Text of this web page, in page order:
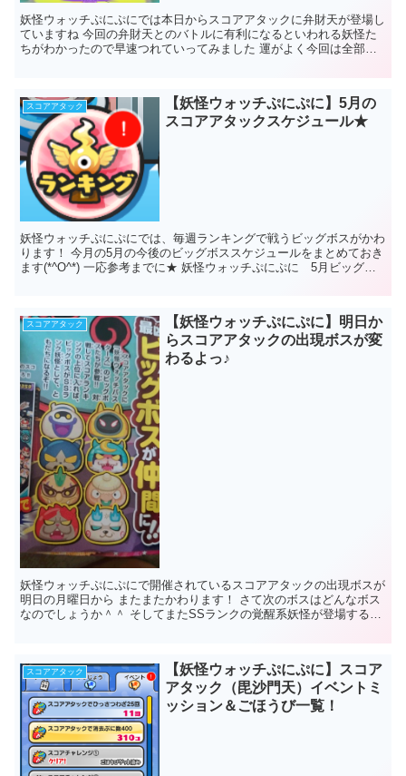
妖怪ウォッチぷにぷにでは本日からスコアアタックに弁財天が登場し
ていますね 今回の弁財天とのバトルに有利になるといわれる妖怪た
ちがわかったので早速つれていってみました 運がよく今回は全部手
スコアアタック
【妖怪ウォッチぷにぷに】5月の
スコアアタックスケジュール★
妖怪ウォッチぷにぷにでは、毎週ランキングで戦うビッグボスがかわ
ります！ 今月の5月の今後のビッグボススケジュールをまとめておき
ます(*^O^*) 一応参考までに★ 妖怪ウォッチぷにぷに 5月ビッグボ
スコアアタック
【妖怪ウォッチぷにぷに】明日か
らスコアアタックの出現ボスが変
わるよっ♪
妖怪ウォッチぷにぷにで開催されているスコアアタックの出現ボスが
明日の月曜日から またまたかわります！ さて次のボスはどんなボス
なのでしょうか＾＾ そしてまたSSランクの覚醒系妖怪が登場するん
スコアアタック
【妖怪ウォッチぷにぷに】スコア
アタック（毘沙門天）イベントミ
ッション＆ごほうび一覧！